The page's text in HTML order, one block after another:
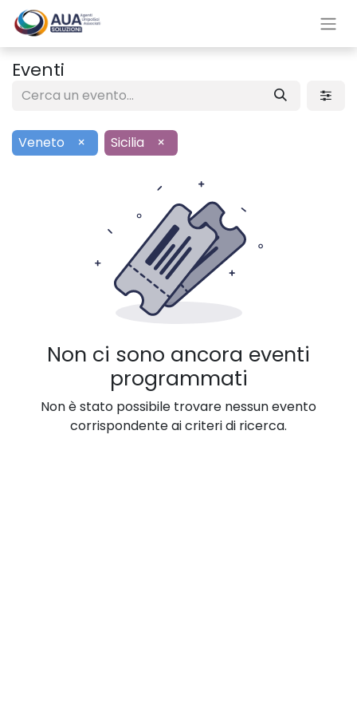
Eventi
Veneto × Sicilia ×
Non ci sono ancora eventi
programmati
Non è stato possibile trovare nessun evento
corrispondente ai criteri di ricerca.